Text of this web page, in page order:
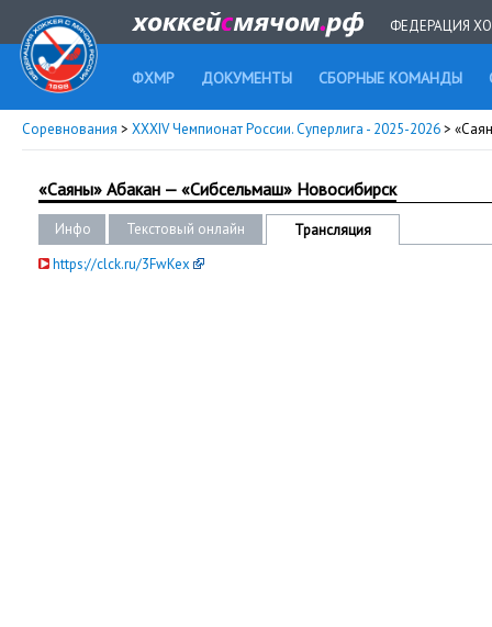
ФЕДЕРАЦИЯ
ФХМР ДОКУМЕНТЫ СБОРНЫЕ КОМАНДЫ
Соревнования > XXXIV Чемпионат России. Суперлига - 2025-2026>
«Саяны» Абакан — «Сибсельмаш» Новосибирск
Инфо Текстовый онлайн
Трансляция
https://clck.ru/3FwKex